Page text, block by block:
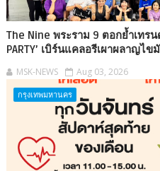
The Nine พระราม 9 ตอกย้ำเทรน
PARTY’ เบิร์นแคลอรีเผาผลาญไ
MSK-NEWS Aug 03, 2026
กรุงเทพมหานคร